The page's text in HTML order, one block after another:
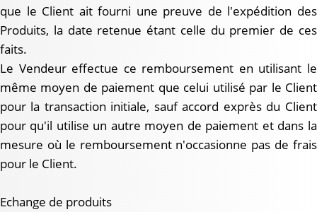
que le Client ait fourni une preuve de l'expédition des
Produits, la date retenue étant celle du premier de ces
faits.
Le Vendeur effectue ce remboursement en utilisant le
même moyen de paiement que celui utilisé par le Client
pour la transaction initiale, sauf accord exprès du Client
pour qu'il utilise un autre moyen de paiement et dans la
mesure où le remboursement n'occasionne pas de frais
pour le Client.
Echange de produits